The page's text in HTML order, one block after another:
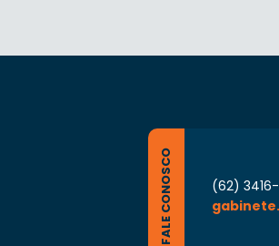
FALE CONOSCO
(62)